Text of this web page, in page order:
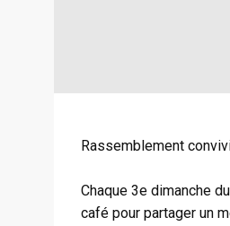
Rassemblement
Chaque 3e dimanche
café pour partager un